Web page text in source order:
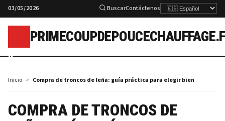
03/05/2026 BuscarContáctenos
p
Inicio Compra de troncos de leña: guía práctica para elegir bien
COMPRA DE TRONCOS DE